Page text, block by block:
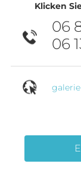
Klicken
06
06